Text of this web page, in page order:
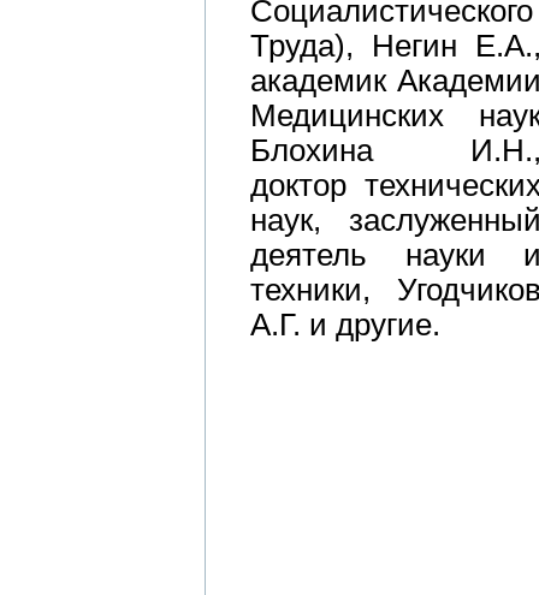
Социалистического
Труда), Негин
академик
Медицинских
Блохина
доктор
наук,
деятель науки
техники,
А.Г. и другие.